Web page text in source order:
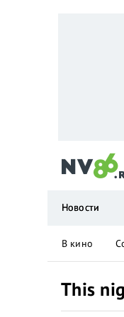
This
Новости
В кино